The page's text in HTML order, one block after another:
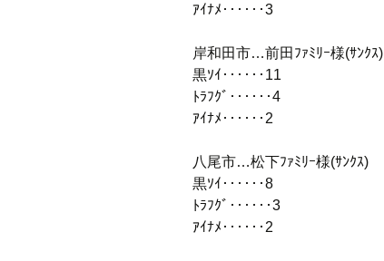
ｱｲﾅﾒ‥‥‥3
岸和田市…前田ﾌｧﾐﾘｰ様(ｻﾝｸｽ)
黒ｿｲ‥‥‥11
ﾄﾗﾌｸﾞ‥‥‥4
ｱｲﾅﾒ‥‥‥2
八尾市…松下ﾌｧﾐﾘｰ様(ｻﾝｸｽ)
黒ｿｲ‥‥‥8
ﾄﾗﾌｸﾞ‥‥‥3
ｱｲﾅﾒ‥‥‥2